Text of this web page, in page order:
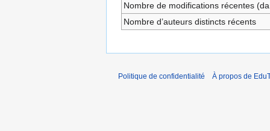
Nombre de modifications récentes
Nombre d’auteurs distincts récents
Politique de confidentialité À propos de